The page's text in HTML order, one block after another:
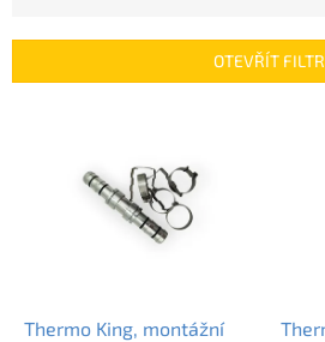
í
OTEVŘÍT FILTR
Thermo King, montážní